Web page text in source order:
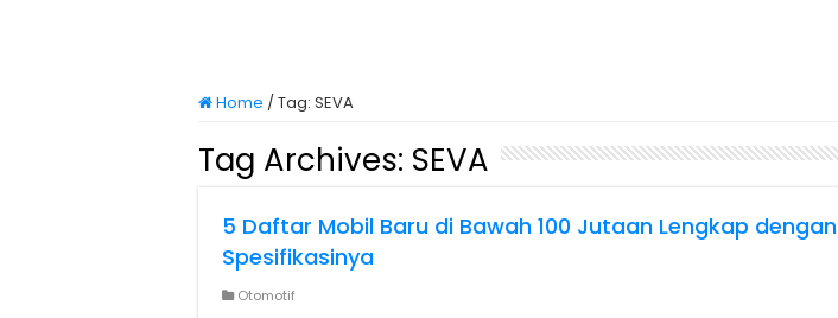
Home /Tag: SEVA
Tag Archives: SEVA
5 Daftar Mobil Baru di Bawah 100 Jutaan Lengkap dengan
Spesifikasinya
Otomotif